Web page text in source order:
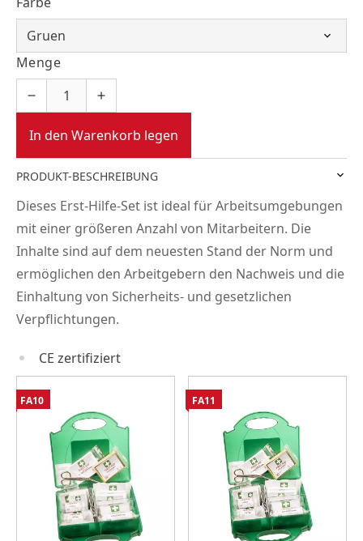
Menge
In den Warenkorb legen
PRODUKT-BESCHREIBUNG
Dieses Erst-Hilfe-Set ist ideal für Arbeitsumgebungen
mit einer größeren Anzahl von Mitarbeitern. Die
Inhalte sind auf dem neuesten Stand der Norm und
ermöglichen den Arbeitgebern den Nachweis und die
Einhaltung von Sicherheits- und gesetzlichen
Verpflichtungen.
CE zertifiziert
FA10 FA11